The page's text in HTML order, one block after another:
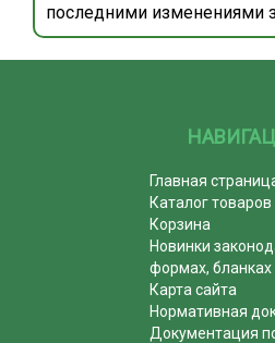
последними изменениями
Главная
Каталог товаров
Корзина
Новинки
формах, бланках
Карта сайта
Нормативная
Документация